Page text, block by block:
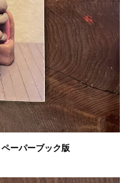
ーパーブック版